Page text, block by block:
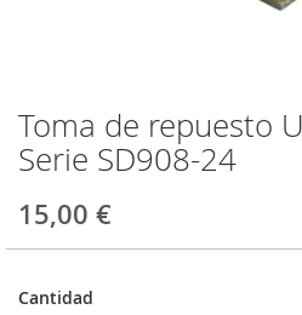
Toma de repuesto
Serie SD908-24
15,00 €
Cantidad
Saltar
al
comienzo
la
imágenes